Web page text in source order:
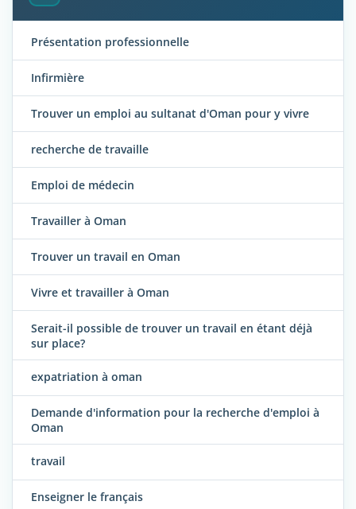
Présentation professionnelle
Infirmière
Trouver un emploi au sultanat d'Oman pour y vivre
recherche de travaille
Emploi de médecin
Travailler à Oman
Trouver un travail en Oman
Vivre et travailler à Oman
Serait-il possible de trouver un travail en étant déjà
sur place?
expatriation à oman
Demande d'information pour la recherche d'emploi à
Oman
travail
Enseigner le français